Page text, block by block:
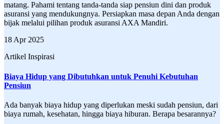
matang. Pahami tentang tanda-tanda siap pensiun dini dan produk
asuransi yang mendukungnya. Persiapkan masa depan Anda dengan
bijak melalui pilihan produk asuransi AXA Mandiri.
18 Apr 2025
Artikel Inspirasi
Biaya Hidup yang Dibutuhkan untuk Penuhi Kebutuhan
Pensiun
Ada banyak biaya hidup yang diperlukan meski sudah pensiun, dari
biaya rumah, kesehatan, hingga biaya hiburan. Berapa besarannya?